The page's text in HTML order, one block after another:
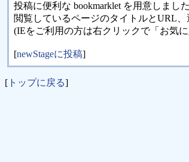
投稿に便利な bookmarklet を用意しました
閲覧しているページのタイトルとURL
(IEをご利用の方は右クリックで「お気
[newStageに投稿]
[ トップに戻る]